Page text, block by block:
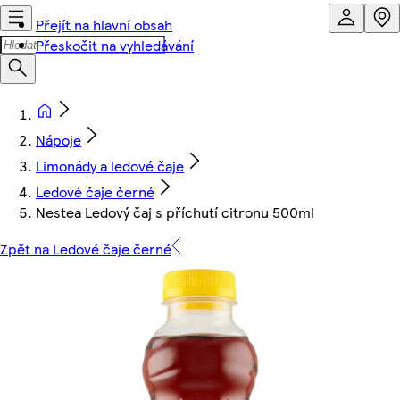
Přejít na hlavní obsah
Přeskočit na vyhledávání
Nápoje
Limonády a ledové čaje
Ledové čaje černé
Nestea Ledový čaj s příchutí citronu 500ml
Zpět na Ledové čaje černé